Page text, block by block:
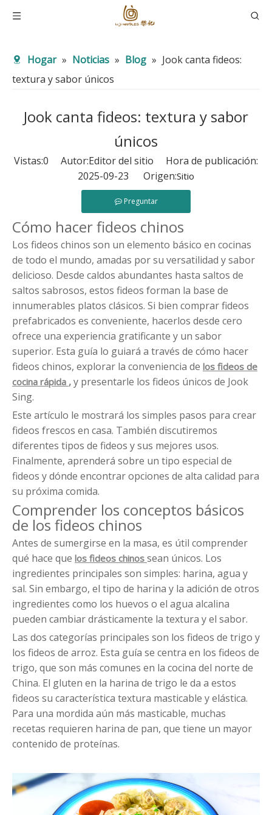
Hogar » Noticias » Blog » Jook canta fideos:
textura y sabor únicos
Jook canta fideos: textura y sabor
únicos
Vistas:0 Autor:Editor del sitio Hora de publicación:
2025-09-23 Origen:Sitio
Preguntar
Cómo hacer fideos chinos
Los fideos chinos son un elemento básico en cocinas
de todo el mundo, amadas por su versatilidad y sabor
delicioso. Desde caldos abundantes hasta saltos de
saltos sabrosos, estos fideos forman la base de
innumerables platos clásicos. Si bien comprar fideos
prefabricados es conveniente, hacerlos desde cero
ofrece una experiencia gratificante y un sabor
superior. Esta guía lo guiará a través de cómo hacer
fideos chinos, explorar la conveniencia de los fideos de
cocina rápida ,y presentarle los fideos únicos de Jook
Sing.
Este artículo le mostrará los simples pasos para crear
fideos frescos en casa. También discutiremos
diferentes tipos de fideos y sus mejores usos.
Finalmente, aprenderá sobre un tipo especial de
fideos y dónde encontrar opciones de alta calidad para
su próxima comida.
Comprender los conceptos básicos
de los fideos chinos
Antes de sumergirse en la masa, es útil comprender
qué hace que los fideos chinos sean únicos. Los
ingredientes principales son simples: harina, agua y
sal. Sin embargo, el tipo de harina y la adición de otros
ingredientes como los huevos o el agua alcalina
pueden cambiar drásticamente la textura y el sabor.
Las dos categorías principales son los fideos de trigo y
los fideos de arroz. Esta guía se centra en los fideos de
trigo, que son más comunes en la cocina del norte de
China. El gluten en la harina de trigo le da a estos
fideos su característica textura masticable y elástica.
Para una mordida aún más masticable, muchas
recetas requieren harina de pan, que tiene un mayor
contenido de proteínas.